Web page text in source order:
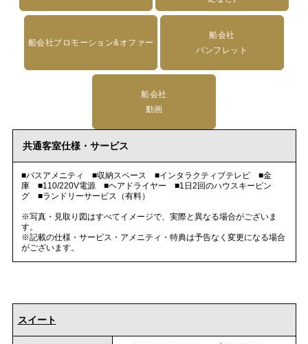
船会社プロモーション&オファー
船会社
パンフレット
船会社
動画
共通客室仕様・サービス
■バスアメニティ ■収納スペース ■インタラクティブテレビ ■金
庫 ■110/220V電源 ■ヘアドライヤー ■1日2回のハウスキーピン
グ ■ランドリーサービス（有料）
※写真・見取り図はすべてイメージで、実際と異なる場合がございま
す。
※記載の仕様・サービス・アメニティ・特典は予告なく変更になる場合
がございます。
スイート